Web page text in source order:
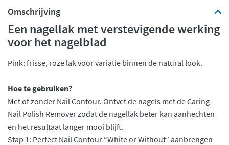
Omschrijving
Een nagellak met verstevigende werking
voor het nagelblad
Pink: frisse, roze lak voor variatie binnen de natural look.
Hoe te gebruiken?
Met of zonder Nail Contour. Ontvet de nagels met de Caring
Nail Polish Remover zodat de nagellak beter kan aanhechten
en het resultaat langer mooi blijft.
Stap 1: Perfect Nail Contour “White or Without” aanbrengen